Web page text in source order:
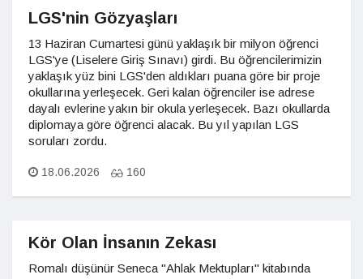
LGS'nin Gözyaşları
13 Haziran Cumartesi günü yaklaşık bir milyon öğrenci
LGS'ye (Liselere Giriş Sınavı) girdi. Bu öğrencilerimizin
yaklaşık yüz bini LGS'den aldıkları puana göre bir proje
okullarına yerleşecek. Geri kalan öğrenciler ise adrese
dayalı evlerine yakın bir okula yerleşecek. Bazı okullarda
diplomaya göre öğrenci alacak. Bu yıl yapılan LGS
soruları zordu.
18.06.2026 160
Kör Olan İnsanın Zekası
Romalı düşünür Seneca "Ahlak Mektupları" kitabında